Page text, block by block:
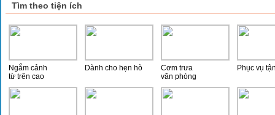
Tìm theo tiện ích
Ngắm cảnh
từ trên cao
Dành cho hẹn hò
Cơm trưa
văn phòng
Phục vụ